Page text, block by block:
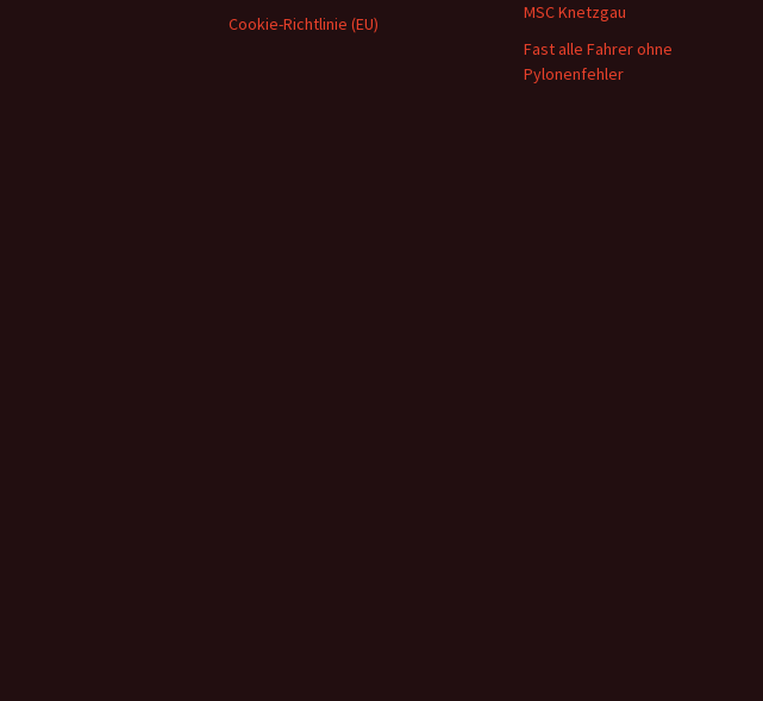
MSC Knetzgau
Fast alle Fahrer ohne
Pylonenfehler
Cookie-Richtlinie (EU)